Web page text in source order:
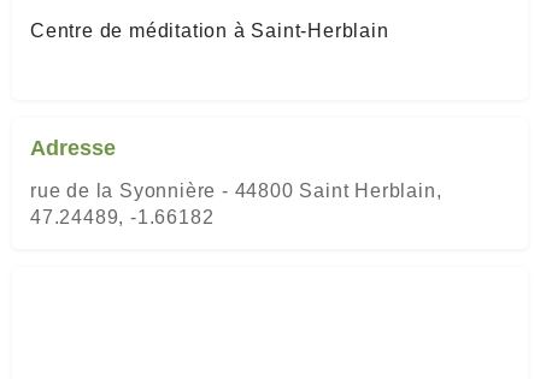
Centre de méditation à Saint-Herblain
Adresse
rue de la Syonnière - 44800 Saint Herblain,
47.24489, -1.66182